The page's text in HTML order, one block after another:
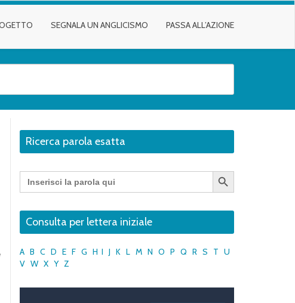
SEGNALA UN ANGLICISMO PASSA ALL’AZIONE
Ricerca parola esatta
Search
for:
Search Button
Consulta per lettera iniziale
A B C D E F G H I J K L M N O P Q R S T U
V W X Y Z